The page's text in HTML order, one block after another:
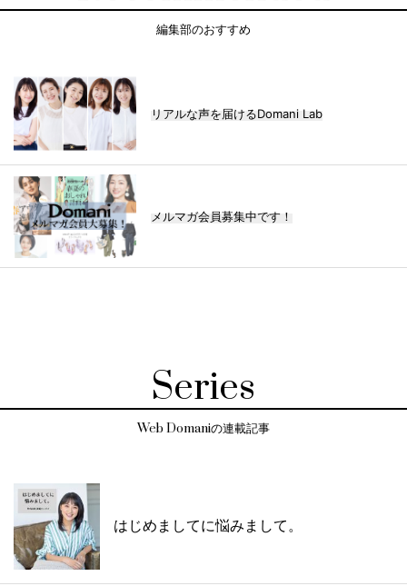
編集部のおすすめ
リアルな声を届けるDomani Lab
メルマガ会員募集中です！
Series
Web Domaniの連載記事
はじめましてに悩みまして。